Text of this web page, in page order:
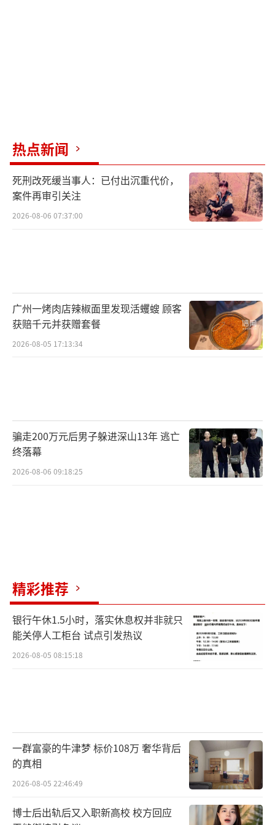
热点新闻
死刑改死缓当事人：已付出沉重代价，
案件再审引关注
2026-08-06 07:37:00
广州一烤肉店辣椒面里发现活蠼螋 顾客
获赔千元并获赠套餐
2026-08-05 17:13:34
骗走200万元后男子躲进深山13年 逃亡
终落幕
2026-08-06 09:18:25
精彩推荐
银行午休1.5小时，落实休息权并非就只
能关停人工柜台 试点引发热议
2026-08-05 08:15:18
一群富豪的牛津梦 标价108万 奢华背后
的真相
2026-08-05 22:46:49
博士后出轨后又入职新高校 校方回应